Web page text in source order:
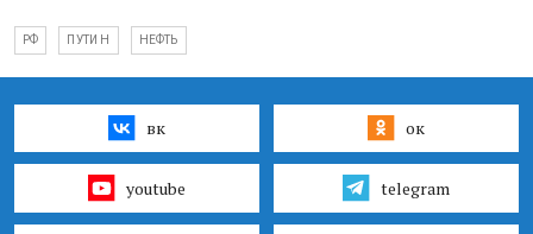
РФ ПУТИ Н НЕФТЬ
вк ок
youtube telegram